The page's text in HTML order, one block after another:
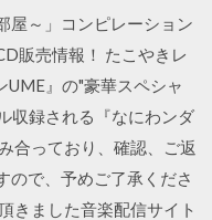
屋～」コンピレーション
販売情報！ たこやきレ
UME』の"豪華スペシャ
収録される『なにわンダ
合っており、確認、ご返
ので、予めご了承くださ
きました音楽配信サイト